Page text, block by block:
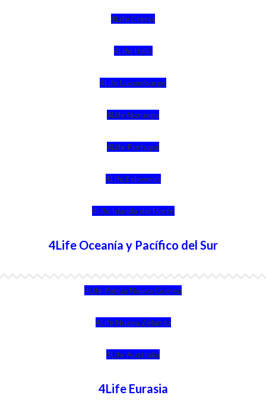
4Life Crecia
4Life Italia
4Life Luxemburgo
4Life Noruega
4Life Portugal
4Life Eslovenia
4Life Irlanda del Norte
4Life Oceanía y Pacífico del Sur
4Life Papúa Nueva Guinea
4Life Nueva Zelanda
4Life Australia
4Life Eurasia